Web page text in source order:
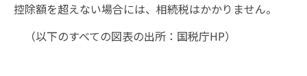
控除額を超えない場合には、相続税はかかりません。
（以下のすべての図表の出所：国税庁HP）